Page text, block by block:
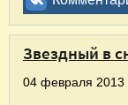
Звездный в
04 февраля 2013